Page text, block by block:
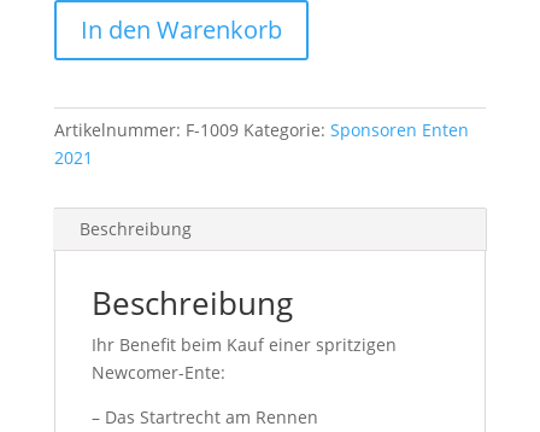
In den Warenkorb
Artikelnummer: F-1009 Kategorie: Sponsoren Enten
2021
Beschreibung
Beschreibung
Ihr Benefit beim Kauf einer spritzigen
Newcomer-Ente:
– Das Startrecht am Rennen